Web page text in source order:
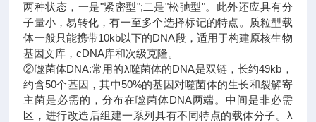
两种状态，一是"紧密型";二是"松弛型"。此外还应具有分
子量小，易转化，有一至多个选择标记的特点。质粒型载
体一般只能携带10kb以下的DNA段，适用于构建原核生物
基因文库，cDNA库和次级克隆。
②噬菌体DNA:常用的λ噬菌体的DNA是双链，长约49kb，
约含50个基因，其中50%的基因对噬菌体的生长和裂解寄
主菌是必需的，分布在噬菌体DNA两端。中间是非必需
区，进行改造后组建一系列具有不同特点的载体分子。λ